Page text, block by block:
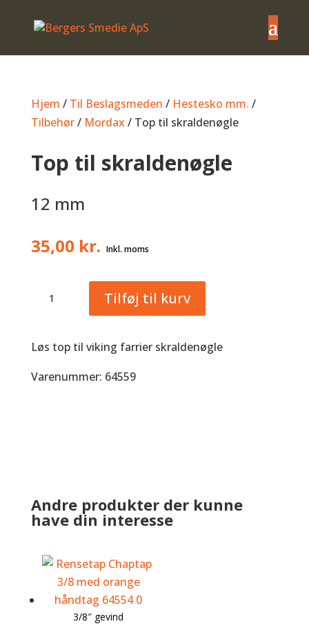
Hjem / Til Beslagsmeden / Hestesko mm. /
Tilbehør/ Mordax / Top til skraldenøgle
Top til skraldenøgle
12 mm
35,00 kr.
antal
Tilføj til kurv
Løs top til viking farrier skraldenøgle
Varenummer: 64559
Andre produkter der kunne
have din interesse
3/8″ gevind